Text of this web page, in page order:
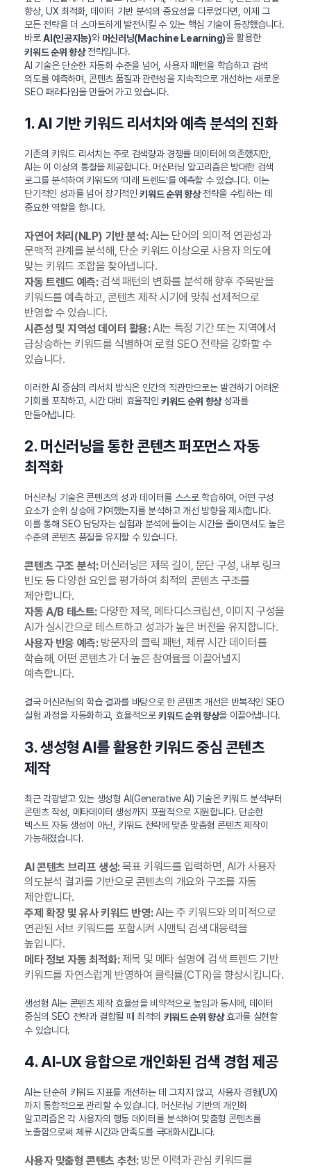
향상, UX 최적화, 데이터 기반 분석의 중요성을 다루었다면, 이제 그
모든 전략을 더 스마트하게 발전시킬 수 있는 핵심 기술이 등장했습니다.
바로AI(인공지능)와 머신러닝(Machine Learning)을 활용한
키워드 순위 향상전략입니다.
AI 기술은 단순한 자동화 수준을 넘어, 사용자 패턴을 학습하고 검색
의도를 예측하며, 콘텐츠 품질과 관련성을 지속적으로 개선하는 새로운
SEO 패러다임을 만들어 가고 있습니다.
1. AI 기반 키워드 리서치와 예측 분석의 진화
기존의 키워드 리서치는 주로 검색량과 경쟁률 데이터에 의존했지만,
AI는 이 이상의 통찰을 제공합니다. 머신러닝 알고리즘은 방대한 검색
로그를 분석하여 키워드의 ‘미래 트렌드’를 예측할 수 있습니다. 이는
단기적인 성과를 넘어 장기적인키워드 순위 향상전략을 수립하는 데
중요한 역할을 합니다.
자연어 처리(NLP) 기반 분석:AI는 단어의 의미적 연관성과
문맥적 관계를 분석해, 단순 키워드 이상으로 사용자 의도에
맞는 키워드 조합을 찾아냅니다.
자동 트렌드 예측:검색 패턴의 변화를 분석해 향후 주목받을
키워드를 예측하고, 콘텐츠 제작 시기에 맞춰 선제적으로
반영할 수 있습니다.
시즌성 및 지역성 데이터 활용:AI는 특정 기간 또는 지역에서
급상승하는 키워드를 식별하여 로컬 SEO 전략을 강화할 수
있습니다.
이러한 AI 중심의 리서치 방식은 인간의 직관만으로는 발견하기 어려운
기회를 포착하고, 시간 대비 효율적인키워드 순위 향상성과를
만들어냅니다.
2. 머신러닝을 통한 콘텐츠 퍼포먼스 자동
최적화
머신러닝 기술은 콘텐츠의 성과 데이터를 스스로 학습하여, 어떤 구성
요소가 순위 상승에 기여했는지를 분석하고 개선 방향을 제시합니다.
이를 통해 SEO 담당자는 실험과 분석에 들이는 시간을 줄이면서도 높은
수준의 콘텐츠 품질을 유지할 수 있습니다.
콘텐츠 구조 분석:머신러닝은 제목 길이, 문단 구성, 내부 링크
빈도 등 다양한 요인을 평가하여 최적의 콘텐츠 구조를
제안합니다.
자동 A/B 테스트:다양한 제목, 메타디스크립션, 이미지 구성을
AI가 실시간으로 테스트하고 성과가 높은 버전을 유지합니다.
사용자 반응 예측:방문자의 클릭 패턴, 체류 시간 데이터를
학습해, 어떤 콘텐츠가 더 높은 참여율을 이끌어낼지
예측합니다.
결국 머신러닝의 학습 결과를 바탕으로 한 콘텐츠 개선은 반복적인 SEO
실험 과정을 자동화하고, 효율적으로키워드 순위 향상을 이끌어냅니다.
3. 생성형 AI를 활용한 키워드 중심 콘텐츠
제작
최근 각광받고 있는 생성형 AI(Generative AI) 기술은 키워드 분석부터
콘텐츠 작성, 메타데이터 생성까지 포괄적으로 지원합니다. 단순한
텍스트 자동 생성이 아닌, 키워드 전략에 맞춘 맞춤형 콘텐츠 제작이
가능해졌습니다.
AI 콘텐츠 브리프 생성:목표 키워드를 입력하면, AI가 사용자
의도분석 결과를 기반으로 콘텐츠의 개요와 구조를 자동
제안합니다.
주제 확장 및 유사 키워드 반영:AI는 주 키워드와 의미적으로
연관된 서브 키워드를 포함시켜 시맨틱 검색 대응력을
높입니다.
메타 정보 자동 최적화:제목 및 메타 설명에 검색 트렌드 기반
키워드를 자연스럽게 반영하여 클릭률(CTR)을 향상시킵니다.
생성형 AI는 콘텐츠 제작 효율성을 비약적으로 높임과 동시에, 데이터
중심의 SEO 전략과 결합될 때 최적의 키워드 순위 향상효과를 실현할
수 있습니다.
4. AI-UX 융합으로 개인화된 검색 경험 제공
AI는 단순히 키워드 지표를 개선하는 데 그치지 않고, 사용자 경험(UX)
까지 통합적으로 관리할 수 있습니다. 머신러닝 기반의 개인화
알고리즘은 각 사용자의 행동 데이터를 분석하여 맞춤형 콘텐츠를
노출함으로써 체류 시간과 만족도를 극대화시킵니다.
사용자 맞춤형 콘텐츠 추천:방문 이력과 관심 키워드를